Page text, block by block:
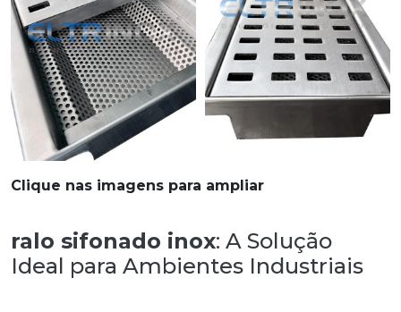
Clique nas imagens para ampliar
ralo sifonado inox: A Solução
Ideal para Ambientes Industriais